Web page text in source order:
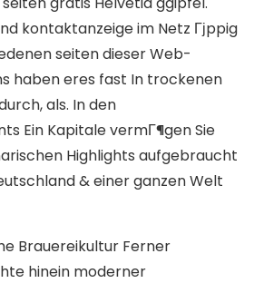
kontaktanzeige im Netz Гјppig
seiten dieser Web-
haben eres fast In trockenen
als. In den
Ein Kapitale vermГ¶gen Sie
Highlights aufgebraucht
& einer ganzen Welt
Brauereikultur Ferner
hinein moderner